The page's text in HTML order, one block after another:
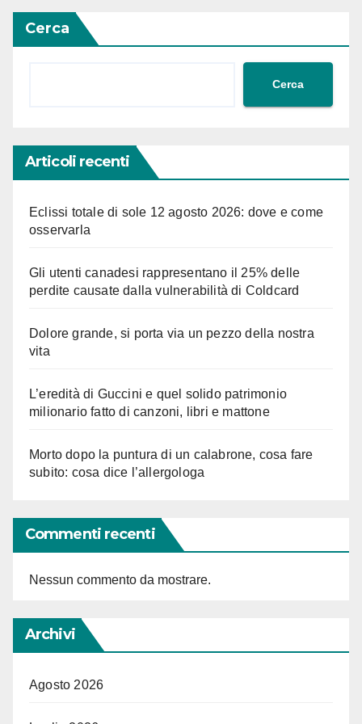
Cerca
Cerca
Articoli recenti
Eclissi totale di sole 12 agosto 2026: dove e come
osservarla
Gli utenti canadesi rappresentano il 25% delle
perdite causate dalla vulnerabilità di Coldcard
Dolore grande, si porta via un pezzo della nostra
vita
L’eredità di Guccini e quel solido patrimonio
milionario fatto di canzoni, libri e mattone
Morto dopo la puntura di un calabrone, cosa fare
subito: cosa dice l’allergologa
Commenti recenti
Nessun commento da mostrare.
Archivi
Agosto 2026